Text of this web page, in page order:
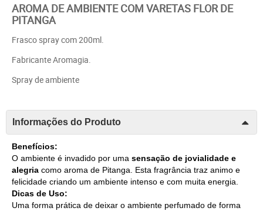
AROMA DE AMBIENTE COM VARETAS FLOR DE
PITANGA
Frasco spray com 200ml.
Fabricante Aromagia.
Spray de ambiente
Informações do Produto
Benefícios:
O ambiente é invadido por uma sensação de jovialidade e
alegria como aroma de Pitanga. Esta fragrância traz animo e
felicidade criando um ambiente intenso e com muita energia.
Dicas de Uso:
Uma forma prática de deixar o ambiente perfumado de forma